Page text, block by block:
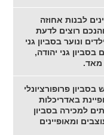
לבנות אחוזה
רוצים לדעת
ונוער בסביון גני
גני יהודה,
מאד.
פרופורציונלי
באדריכלות
למכירה בסביון
ומאופיינים